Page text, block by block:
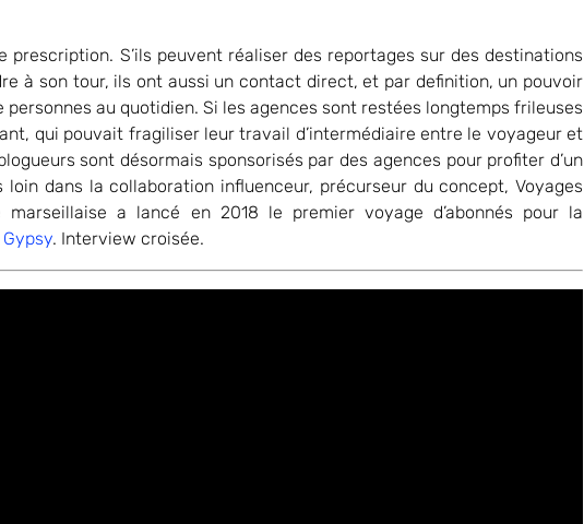
prescription. S’ils peuvent réaliser des reportages sur des destinations
à son tour, ils ont aussi un contact direct, et par definition, un pouvoir
personnes au quotidien. Si les agences sont restées longtemps frileuses
qui pouvait fragiliser leur travail d’intermédiaire entre le voyageur et
sont désormais sponsorisés par des agences pour profiter d’un
dans la collaboration influenceur, précurseur du concept, Voyages
marseillaise a lancé en 2018 le premier voyage d’abonnés pour la
. Interview croisée.